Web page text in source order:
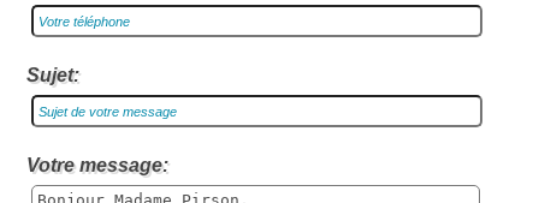
Sujet:
Votre message: